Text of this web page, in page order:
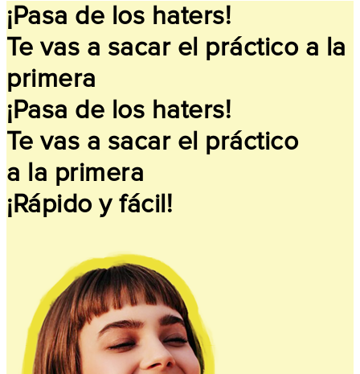
¡Pasa de los haters!
Te vas a sacar el práctico a la
primera
¡Pasa de los haters!
Te vas a sacar el práctico
a la primera
¡Rápido y fácil!